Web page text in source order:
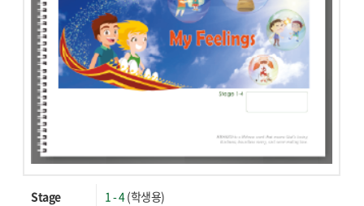
Stage 1 - 4(학생용)